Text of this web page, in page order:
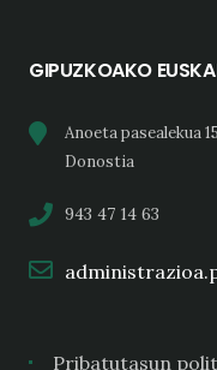
GIPUZKOAKO
Anoeta pasealekua
Donostia
943 47 14 63
Pribatutasun